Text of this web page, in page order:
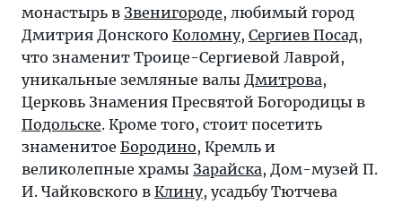
монастырь в Звенигороде, любимый город
Дмитрия Донского Коломну, Сергиев Посад,
что знаменит Троице-Сергиевой Лаврой,
уникальные земляные валы Дмитрова,
Церковь Знамения Пресвятой Богородицы в
Подольске. Кроме того, стоит посетить
знаменитое Бородино, Кремль и
великолепные храмы Зарайска, Дом-музей П.
И. Чайковского в Клину, усадьбу Тютчева